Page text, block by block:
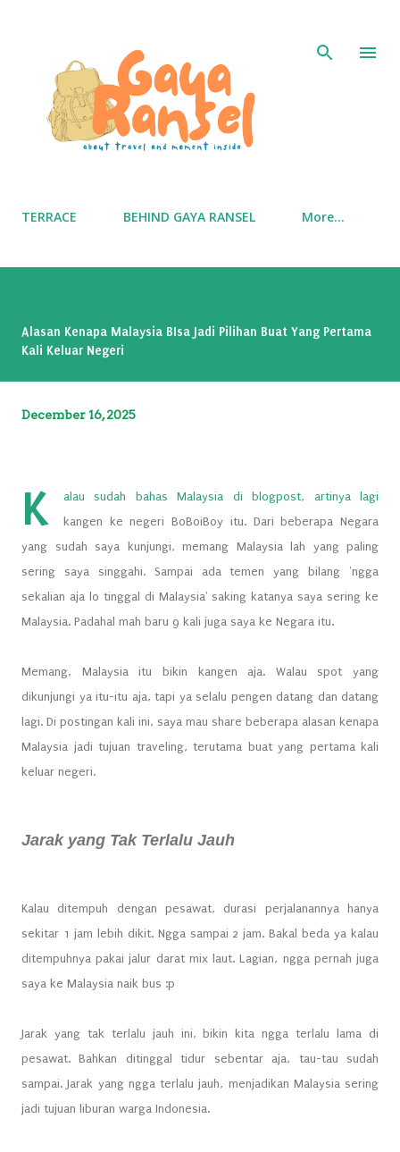
TERRACE BEHIND GAYA RANSEL More…
Alasan Kenapa Malaysia BIsa Jadi Pilihan Buat Yang Pertama
Kali Keluar Negeri
December 16, 2025
K
alau sudah bahas Malaysia di blogpost, artinya lagi
kangen ke negeri BoBoiBoy itu. Dari beberapa Negara
yang sudah saya kunjungi, memang Malaysia lah yang paling
sering saya singgahi. Sampai ada temen yang bilang 'ngga
sekalian aja lo tinggal di Malaysia' saking katanya saya sering ke
Malaysia. Padahal mah baru 9 kali juga saya ke Negara itu.
Memang, Malaysia itu bikin kangen aja. Walau spot yang
dikunjungi ya itu-itu aja, tapi ya selalu pengen datang dan datang
lagi. Di postingan kali ini, saya mau share beberapa alasan kenapa
Malaysia jadi tujuan traveling, terutama buat yang pertama kali
keluar negeri.
Jarak yang Tak Terlalu Jauh
Kalau ditempuh dengan pesawat, durasi perjalanannya hanya
sekitar 1 jam lebih dikit. Ngga sampai 2 jam. Bakal beda ya kalau
ditempuhnya pakai jalur darat mix laut. Lagian, ngga pernah juga
saya ke Malaysia naik bus :p
Jarak yang tak terlalu jauh ini, bikin kita ngga terlalu lama di
pesawat. Bahkan ditinggal tidur sebentar aja, tau-tau sudah
sampai. Jarak yang ngga terlalu jauh, menjadikan Malaysia sering
jadi tujuan liburan warga Indonesia.